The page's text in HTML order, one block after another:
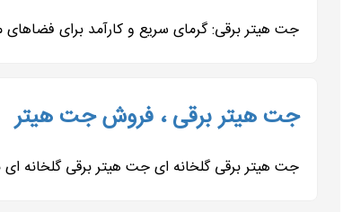
جت هیتر برقی: گرمای سریع و کارآمد برای فضاهای مختلف 0919-976-2163 جت هیتر برقی، دستگاهی است که از انرژی
جت هیتر برقی ، فروش جت هیتر
جت هیتر برقی گلخانه ای جت هیتر برقی گلخانه